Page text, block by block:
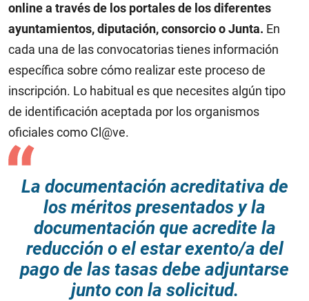
online a través de los portales de los diferentes
ayuntamientos, diputación, consorcio o Junta. En
cada una de las convocatorias tienes información
específica sobre cómo realizar este proceso de
inscripción. Lo habitual es que necesites algún tipo
de identificación aceptada por los organismos
oficiales como Cl@ve.
La documentación acreditativa de
los méritos presentados y la
documentación que acredite la
reducción o el estar exento/a del
pago de las tasas debe adjuntarse
junto con la solicitud.